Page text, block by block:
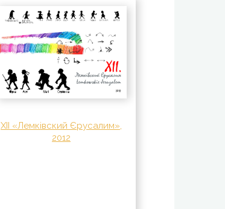
XII «Лемківский Єрусалим»,
2012